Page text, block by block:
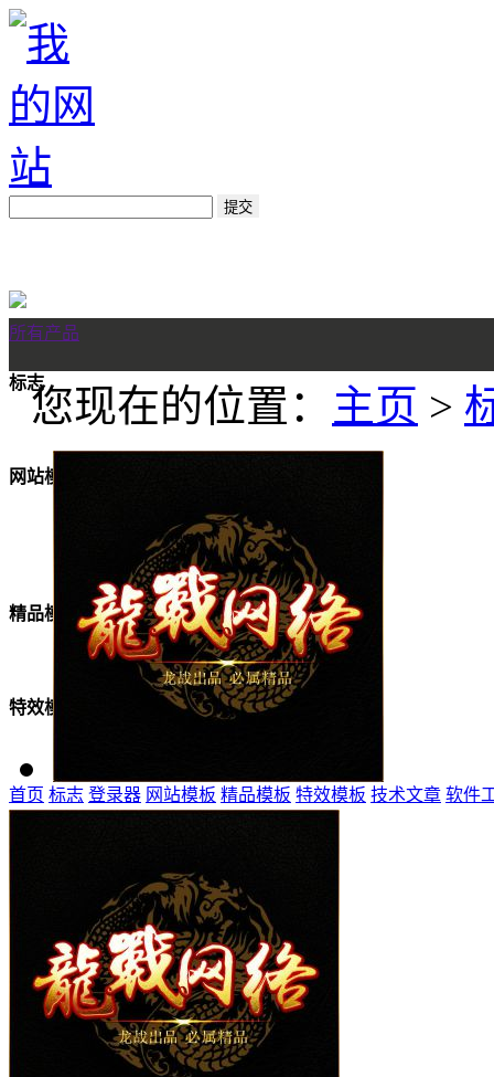
所有产品
标志
网站模板
精品模板
特效模板
首页 标志 登录器 网站模板 精品模板 特效模板 技术文章 软件
您现在的位置： 主页 >